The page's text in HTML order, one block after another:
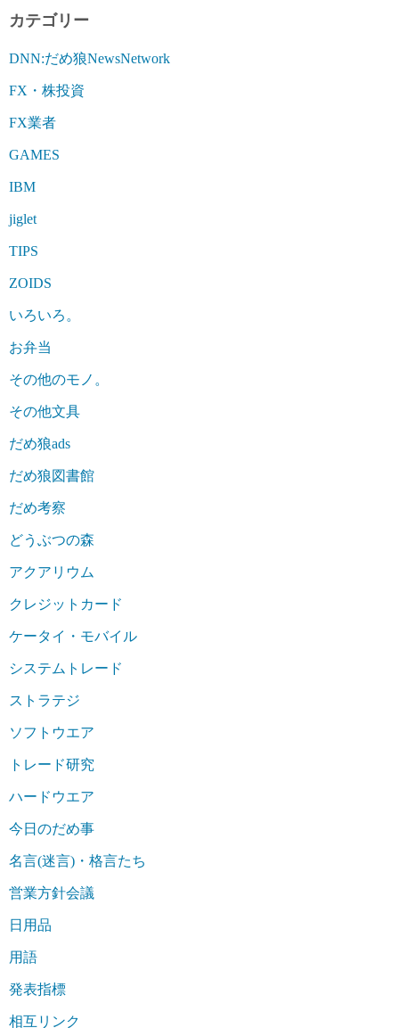
カテゴリー
DNN:だめ狼NewsNetwork
FX・株投資
FX業者
GAMES
IBM
jiglet
TIPS
ZOIDS
いろいろ。
お弁当
その他のモノ。
その他文具
だめ狼ads
だめ狼図書館
だめ考察
どうぶつの森
アクアリウム
クレジットカード
ケータイ・モバイル
システムトレード
ストラテジ
ソフトウエア
トレード研究
ハードウエア
今日のだめ事
名言(迷言)・格言たち
営業方針会議
日用品
用語
発表指標
相互リンク